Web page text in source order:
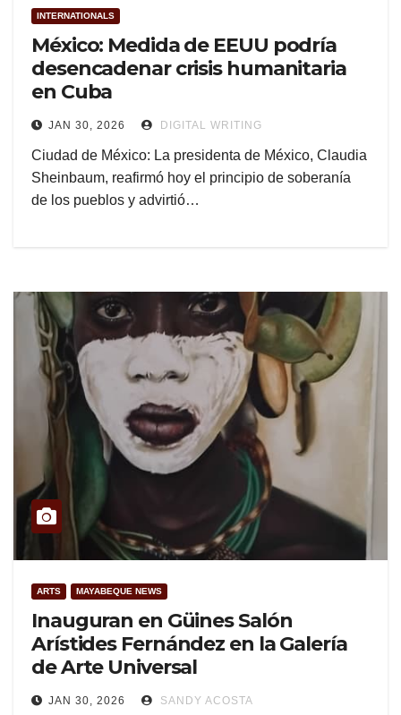
INTERNATIONALS
México: Medida de EEUU podría
desencadenar crisis humanitaria
en Cuba
JAN 30, 2026 DIGITAL WRITING
Ciudad de México: La presidenta de México, Claudia
Sheinbaum, reafirmó hoy el principio de soberanía
de los pueblos y advirtió…
ARTS MAYABEQUE NEWS
Inauguran en Güines Salón
Arístides Fernández en la Galería
de Arte Universal
JAN 30, 2026 SANDY ACOSTA